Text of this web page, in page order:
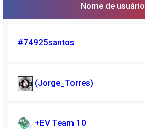
Nome de usuário
#74925santos
(Jorge_Torres)
+EV Team 10